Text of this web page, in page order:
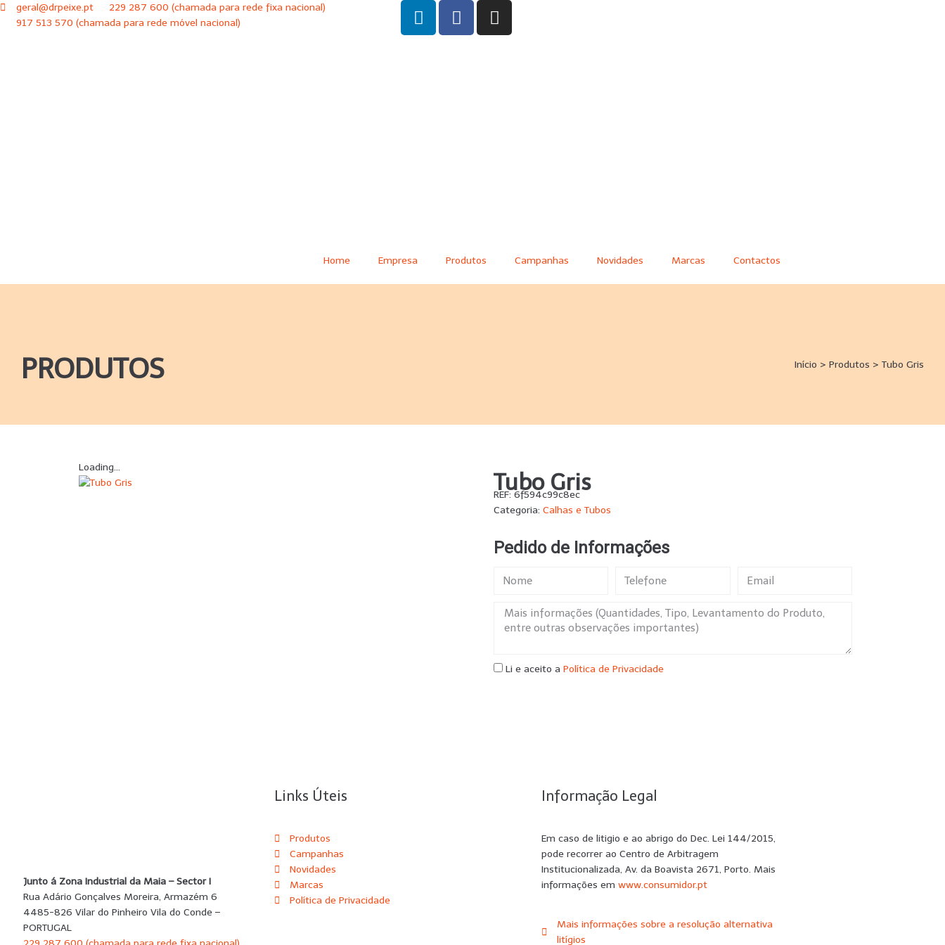
geral@drpeixe.pt
229 287 600 (chamada para rede fixa nacional)
917 513 570 (chamada para rede móvel nacional)
Home Empresa Produtos Campanhas Novidades Marcas Contactos
PRODUTOS Início > Produtos > Tubo Gris
Loading...
Tubo Gris
REF: 6f594c99c8ec
Categoria: Calhas e Tubos
Pedido de Informações
Li e aceito a Política de Privacidade
Junto á Zona Industrial da Maia – Sector I
Rua Adário Gonçalves Moreira, Armazém 6
4485-826 Vilar do Pinheiro Vila do Conde –
PORTUGAL
Links Úteis
Produtos
Campanhas
Novidades
Marcas
Política de Privacidade
Informação Legal
Em caso de litigio e ao abrigo do Dec. Lei 144/2015,
pode recorrer ao Centro de Arbitragem
Institucionalizada, Av. da Boavista 2671, Porto. Mais
informações em www.consumidor.pt
Mais informações sobre a resolução alternativa
litígios